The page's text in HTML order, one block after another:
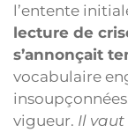
l’entente
lecture de
s’annonçait
vocabulaire
vigueur. Il vaut